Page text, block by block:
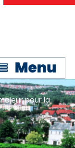
pour la